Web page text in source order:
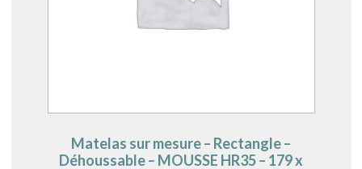
Matelas sur mesure – Rectangle –
Déhoussable – MOUSSE HR35 – 179 x